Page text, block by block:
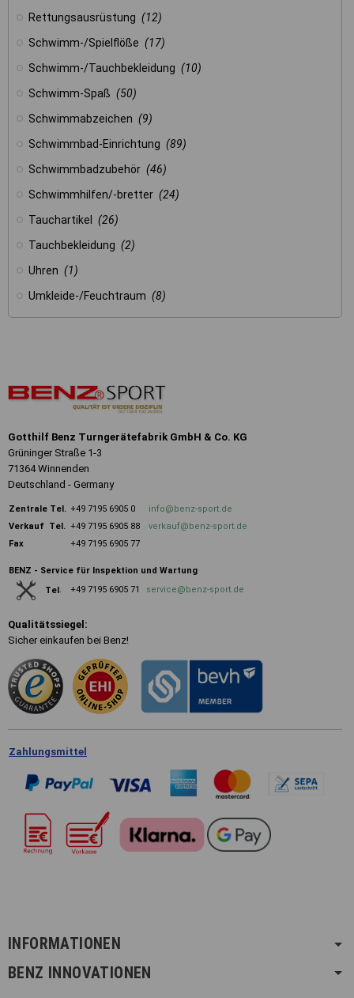
Rettungsausrüstung (12)
Schwimm-/Spielflöße (17)
Schwimm-/Tauchbekleidung (10)
Schwimm-Spaß (50)
Schwimmabzeichen (9)
Schwimmbad-Einrichtung (89)
Schwimmbadzubehör (46)
Schwimmhilfen/-bretter (24)
Tauchartikel
(26)
Tauchbekleidung (2)
Uhren (1)
Umkleide-/Feuchtraum (8)
Gotthilf Benz Turngerätefabrik GmbH & Co. KG
Grüninger Straße 1-3
71364 Winnenden
Deutschland - Germany
Zentrale Tel. +49 7195 6905 0
info@benz-sport.de
Verkauf Tel. +49 7195 6905 88
verkauf@benz-sport.de
Fax
+49 7195 6905 77
BENZ - Service für Inspektion und Wartung
Tel. +49 7195 6905 71 service@benz-sport.de
Qualitätssiegel:
Sicher einkaufen bei Benz!
Zahlungsmittel
INFORMATIONEN
BENZ INNOVATIONEN